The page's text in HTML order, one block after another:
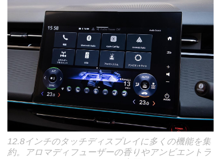
12.8インチのタッチディスプレイに多くの機能を集
約。アロマディフューザーの香りやアンビエントラ